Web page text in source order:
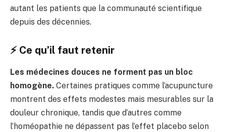
autant les patients que la communauté scientifique
depuis des décennies.
⚡ Ce qu’il faut retenir
Les médecines douces ne forment pas un bloc
homogène. Certaines pratiques comme l’acupuncture
montrent des effets modestes mais mesurables sur la
douleur chronique, tandis que d’autres comme
l’homéopathie ne dépassent pas l’effet placebo selon